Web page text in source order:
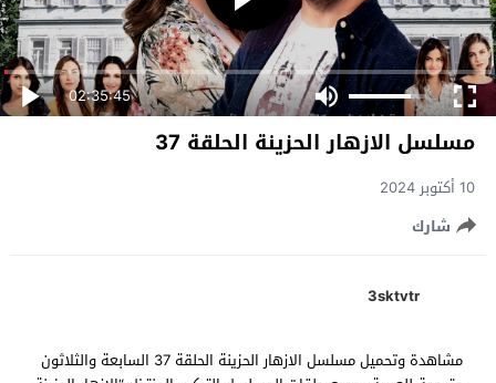
02:35:45
مسلسل الازهار الحزينة الحلقة 37
10 أكتوبر 2024
شارك
3sktvtr
مشاهدة وتحميل مسلسل الازهار الحزينة الحلقة 37 السابعة والثلاثون